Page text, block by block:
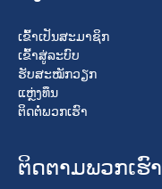
ເຂົ້າເປັນສະມາຊິກ
ເຂົ້າສູ່ລະບົບ
ຮັບສະໝັກວຽກ
ແຫຼ່ງທຶນ
ຕິດຕໍ່ພວກເຮົາ
ຕິດຕາມພວກເຮົາ